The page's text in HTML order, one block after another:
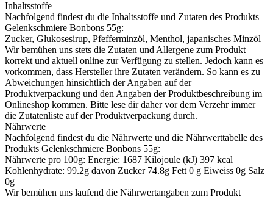
Inhaltsstoffe
Nachfolgend findest du die Inhaltsstoffe und Zutaten des Produkts
Gelenkschmiere Bonbons 55g:
Zucker, Glukosesirup, Pfefferminzöl, Menthol, japanisches Minzöl
Wir bemühen uns stets die Zutaten und Allergene zum Produkt
korrekt und aktuell online zur Verfügung zu stellen. Jedoch kann es
vorkommen, dass Hersteller ihre Zutaten verändern. So kann es zu
Abweichungen hinsichtlich der Angaben auf der
Produktverpackung und den Angaben der Produktbeschreibung im
Onlineshop kommen. Bitte lese dir daher vor dem Verzehr immer
die Zutatenliste auf der Produktverpackung durch.
Nährwerte
Nachfolgend findest du die Nährwerte und die Nährwerttabelle des
Produkts Gelenkschmiere Bonbons 55g:
Nährwerte pro 100g: Energie: 1687 Kilojoule (kJ) 397 kcal
Kohlenhydrate: 99.2g davon Zucker 74.8g Fett 0 g Eiweiss 0g Salz
0g
Wir bemühen uns laufend die Nährwertangaben zum Produkt